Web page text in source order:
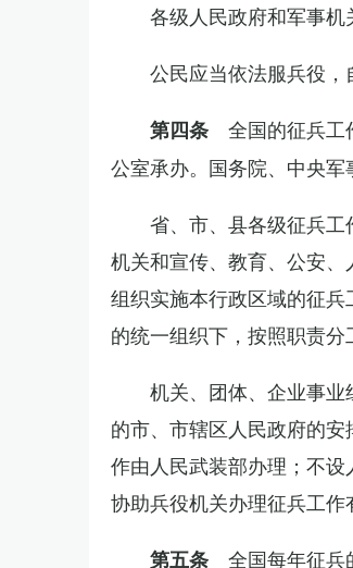
各级人民政府和军事机
公民应当依法服兵役，
第四条 全国的征兵工
公室承办。国务院、中央军
省、市、县各级征兵
机关和宣传、教育、公安
组织实施本行政区域的征
的统一组织下，按照职责分
机关、团体、企业事
的市、市辖区人民政府的
作由人民武装部办理；不
协助兵役机关办理征兵工作
第五条 全国每年征兵